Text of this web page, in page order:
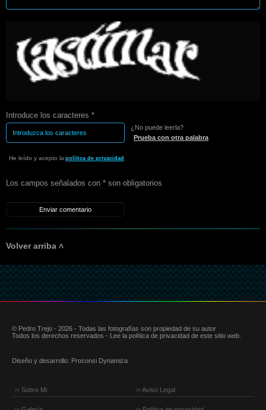
Introduce los caracteres *
¿No puede leerla?
Prueba con otra palabra
He leído y acepto la política de privacidad
Los campos señalados con * son obligatorios
Volver arriba ˄
© Pedro Trejo - 2026 - Todas las fotografías son propiedad de su autor
Todos los derechos reservados - Lee la política de privacidad de este sitio web.
Diseño y desarrollo: Proconsi Dynamiza
›› Sobre Mi ›› Aviso Legal